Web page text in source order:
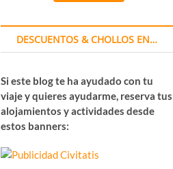
DESCUENTOS & CHOLLOS EN…
Si este blog te ha ayudado con tu
viaje y quieres ayudarme, reserva tus
alojamientos y actividades desde
estos banners: